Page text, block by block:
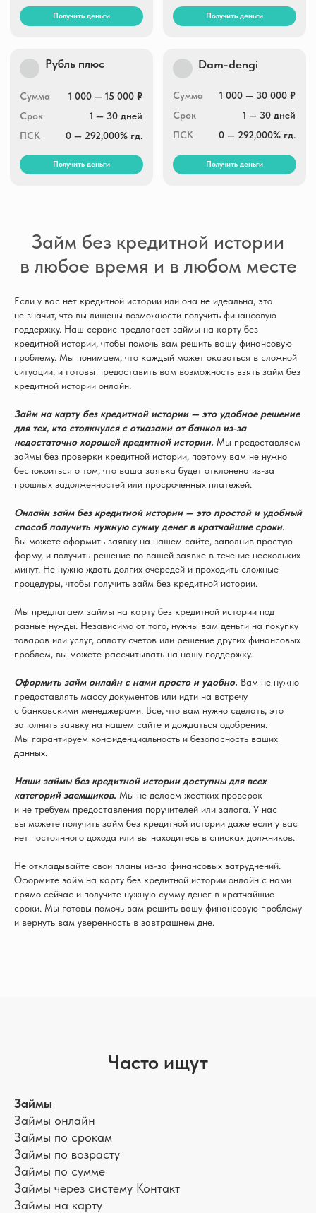
Займ без кредитной истории
в любое время и в любом месте
Если у вас нет кредитной истории или она не идеальна, это
не значит, что вы лишены возможности получить финансовую
поддержку. Наш сервис предлагает займы на карту без
кредитной истории, чтобы помочь вам решить вашу финансовую
проблему. Мы понимаем, что каждый может оказаться в сложной
ситуации, и готовы предоставить вам возможность взять займ без
кредитной истории онлайн.
Займ на карту без кредитной истории — это удобное решение
для тех, кто столкнулся с отказами от банков из-за
недостаточно хорошей кредитной истории. Мы предоставляем
займы без проверки кредитной истории, поэтому вам не нужно
беспокоиться о том, что ваша заявка будет отклонена из-за
прошлых задолженностей или просроченных платежей.
Онлайн займ без кредитной истории — это простой и удобный
способ получить нужную сумму денег в кратчайшие сроки.
Вы можете оформить заявку на нашем сайте, заполнив простую
форму, и получить решение по вашей заявке в течение нескольких
минут. Не нужно ждать долгих очередей и проходить сложные
процедуры, чтобы получить займ без кредитной истории.
Мы предлагаем займы на карту без кредитной истории под
разные нужды. Независимо от того, нужны вам деньги на покупку
товаров или услуг, оплату счетов или решение других финансовых
проблем, вы можете рассчитывать на нашу поддержку.
Оформить займ онлайн с нами просто и удобно. Вам не нужно
предоставлять массу документов или идти на встречу
с банковскими менеджерами. Все, что вам нужно сделать, это
заполнить заявку на нашем сайте и дождаться одобрения.
Мы гарантируем конфиденциальность и безопасность ваших
данных.
Наши займы без кредитной истории доступны для всех
категорий заемщиков. Мы не делаем жестких проверок
и не требуем предоставления поручителей или залога. У нас
вы можете получить займ без кредитной истории даже если у вас
нет постоянного дохода или вы находитесь в списках должников.
Не откладывайте свои планы из-за финансовых затруднений.
Оформите займ на карту без кредитной истории онлайн с нами
прямо сейчас и получите нужную сумму денег в кратчайшие
сроки. Мы готовы помочь вам решить вашу финансовую проблему
и вернуть вам уверенность в завтрашнем дне.
Часто ищут
Займы
Займы онлайн
Займы по срокам
Займы по возрасту
Займы по сумме
Займы через систему Контакт
Займы на карту